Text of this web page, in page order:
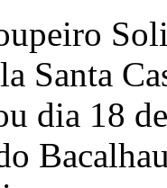
Santa
dia 18